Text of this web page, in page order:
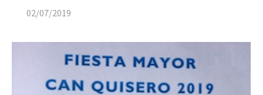
02/07/2019